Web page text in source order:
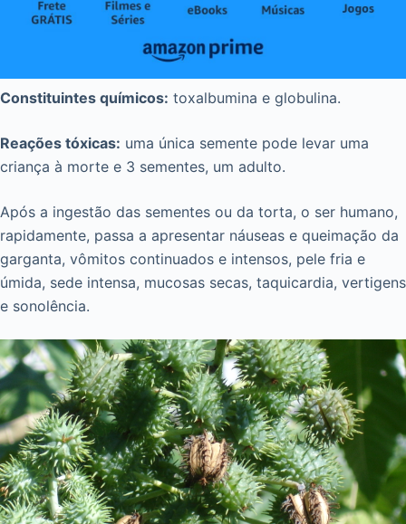
Constituintes químicos: toxalbumina e globulina.
Reações tóxicas: uma única semente pode levar uma
criança à morte e 3 sementes, um adulto.
Após a ingestão das sementes ou da torta, o ser humano,
rapidamente, passa a apresentar náuseas e queimação da
garganta, vômitos continuados e intensos, pele fria e
úmida, sede intensa, mucosas secas, taquicardia, vertigens
e sonolência.